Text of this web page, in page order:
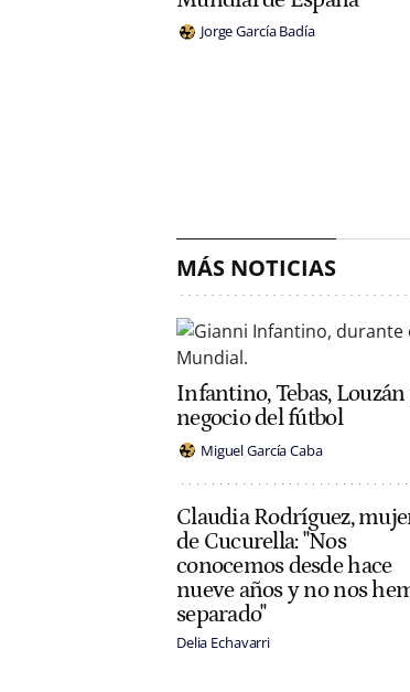
Jorge García Badía
MÁS NOTICIAS
Infantino, Tebas, Louzán
negocio del fútbol
Miguel García Caba
Claudia Rodríguez,
de Cucurella: "Nos
conocemos desde hace
nueve años y no nos
separado"
Delia Echavarri